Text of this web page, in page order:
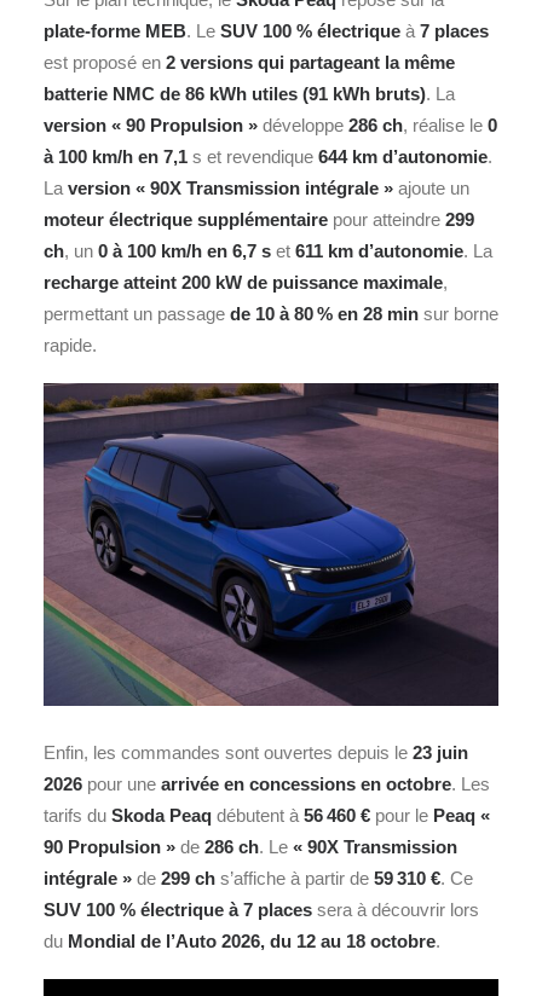
plate‑forme MEB. Le SUV 100 % électrique à 7 places
est proposé en 2 versions qui partageant la même
batterie NMC de 86 kWh utiles (91 kWh bruts). La
version « 90 Propulsion » développe 286 ch, réalise le 0
à 100 km/h en 7,1 s et revendique 644 km d’autonomie.
La version « 90X Transmission intégrale » ajoute un
moteur électrique supplémentaire pour atteindre 299
ch, un 0 à 100 km/h en 6,7 s et 611 km d’autonomie. La
recharge atteint 200 kW de puissance maximale,
permettant un passage de 10 à 80 % en 28 min sur borne
rapide.
Enfin, les commandes sont ouvertes depuis le 23 juin
2026 pour une arrivée en concessions en octobre. Les
tarifs du Skoda Peaq débutent à56 460 € pour le Peaq «
90 Propulsion » de 286 ch. Le « 90X Transmission
intégrale » de 299 ch s’affiche à partir de 59 310 €. Ce
SUV 100 % électrique à 7 places sera à découvrir lors
du Mondial de l’Auto 2026, du 12 au 18 octobre.